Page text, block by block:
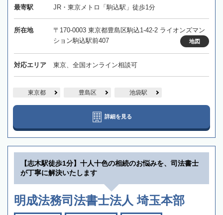
最寄駅 JR・東京メトロ「駒込駅」徒歩1分
所在地
〒170-0003 東京都豊島区駒込1-42-2 ライオンズマン
ション駒込駅前407
地図
対応エリア 東京、全国オンライン相談可
東京都 豊島区 池袋駅
詳細を見る
【志木駅徒歩1分】十人十色の相続のお悩みを、司法書士
が丁寧に解決いたします
明成法務司法書士法人 埼玉本部